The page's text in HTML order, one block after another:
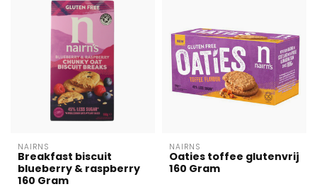
NAIRNS
Breakfast biscuit
blueberry & raspberry
160 Gram
NAIRNS
Oaties toffee glutenvrij
160 Gram